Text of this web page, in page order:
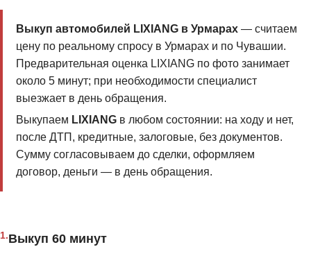
Выкуп автомобилей LIXIANG в Урмарах— считаем
цену по реальному спросу в Урмарах и по Чувашии.
Предварительная оценка LIXIANG по фото занимает
около 5 минут; при необходимости специалист
выезжает в день обращения.
Выкупаем LIXIANGв любом состоянии: на ходу и нет,
после ДТП, кредитные, залоговые, без документов.
Сумму согласовываем до сделки, оформляем
договор, деньги — в день обращения.
1.Выкуп 60 минут